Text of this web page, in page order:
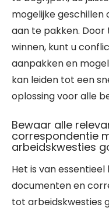
mogelijke
aan te pakken. Door
winnen, kunt u
aanpakken en
kan leiden tot een
oplossing voor alle
Bewaar alle
correspondentie
arbeidskwesties
Het is van
documenten en
tot arbeidskwesties